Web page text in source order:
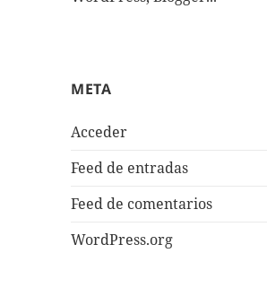
META
Acceder
Feed de entradas
Feed de comentarios
WordPress.org